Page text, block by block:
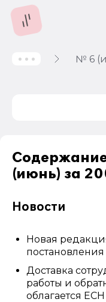
№ 6
(июнь) за
Новости
Новая
Доставка
работы и
облагается ЕСН
Учет и